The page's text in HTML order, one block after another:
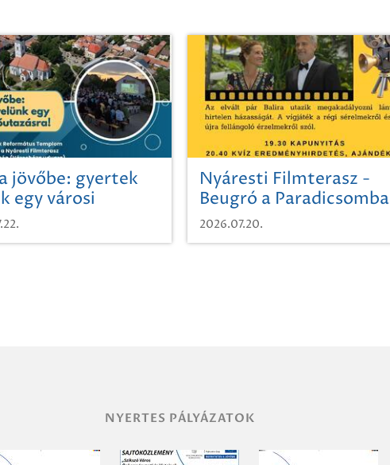
jövőbe: gyertek
egy városi
Nyáresti Filmterasz -
Beugró a Paradicsomba
2026.07.20.
NYERTES PÁLYÁZATOK